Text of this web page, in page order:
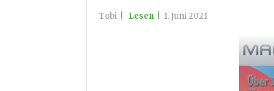
Tobi Lesen 1. Juni 2021